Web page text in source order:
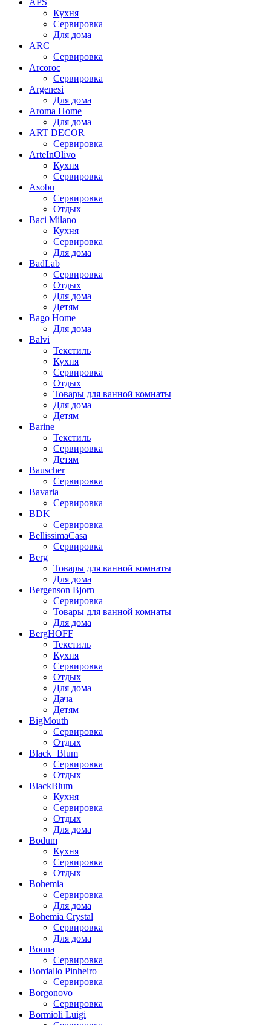
APS
Кухня
Сервировка
Для дома
ARC
Сервировка
Arcoroc
Сервировка
Argenesi
Для дома
Aroma Home
Для дома
ART DECOR
Сервировка
ArteInOlivo
Кухня
Сервировка
Asobu
Сервировка
Отдых
Baci Milano
Кухня
Сервировка
Для дома
BadLab
Сервировка
Отдых
Для дома
Детям
Bago Home
Для дома
Balvi
Текстиль
Кухня
Сервировка
Отдых
Товары для ванной комнаты
Для дома
Детям
Barine
Текстиль
Сервировка
Детям
Bauscher
Сервировка
Bavaria
Сервировка
BDK
Сервировка
BellissimaCasa
Сервировка
Berg
Товары для ванной комнаты
Для дома
Bergenson Bjorn
Сервировка
Товары для ванной комнаты
Для дома
BergHOFF
Текстиль
Кухня
Сервировка
Отдых
Для дома
Дача
Детям
BigMouth
Сервировка
Отдых
Black+Blum
Сервировка
Отдых
BlackBlum
Кухня
Сервировка
Отдых
Для дома
Bodum
Кухня
Сервировка
Отдых
Bohemia
Сервировка
Для дома
Bohemia Crystal
Сервировка
Для дома
Bonna
Сервировка
Bordallo Pinheiro
Сервировка
Borgonovo
Сервировка
Bormioli Luigi